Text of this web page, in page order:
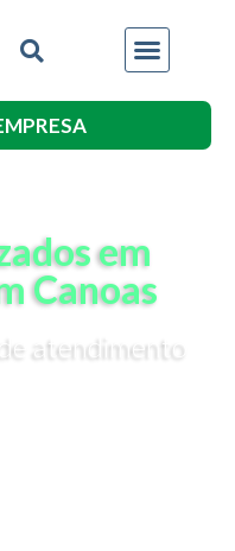
em
Canoas
atendimento